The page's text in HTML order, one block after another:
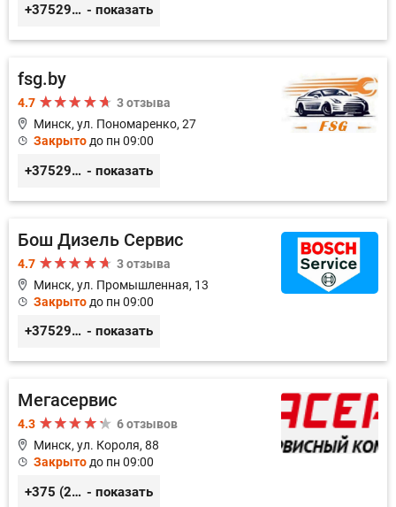
+375296518100 - показать
fsg.by
4.7
3 отзыва
Минск, ул. Пономаренко, 27
Закрытодо пн 09:00
+375291882338 - показать
Бош Дизель Сервис
4.7
3 отзыва
Минск, ул. Промышленная, 13
Закрыто до пн 09:00
+375296309894 - показать
Мегасервис
4.3
6 отзывов
Минск, ул. Короля, 88
Закрытодо пн 09:00
+375 (29) 627-44-88 - показать